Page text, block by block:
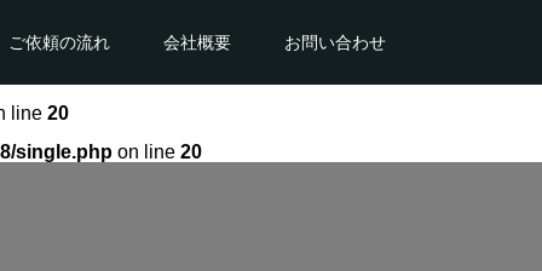
ご依頼の流れ 会社概要 お問い合わせ
line 20
single.php on line 20